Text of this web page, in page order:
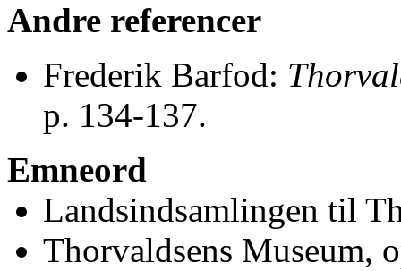
Andre referencer
Frederik Barfod:
p. 134-137.
Emneord
Landsindsamlingen til
Thorvaldsens Museum,